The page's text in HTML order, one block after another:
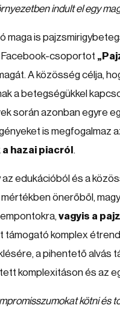
indult el egy
maga is
Facebook-csoportot
A közösség célja,
a betegségükkel
során azonban egyre
is megfogalmaz
hazai piacról .
az edukációból és a
önerőből,
vagyis a
támogató komplex
a pihentető alvás
komplexitáson és az
kötni és